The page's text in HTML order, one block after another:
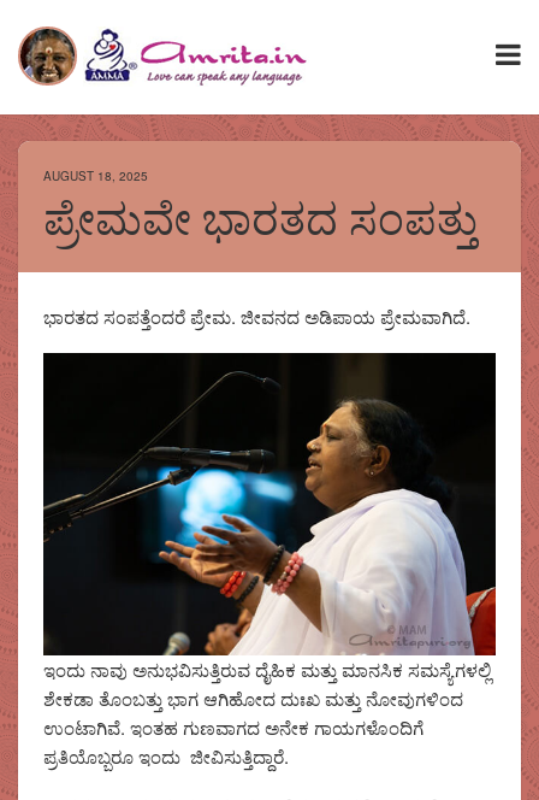
AUGUST 18, 2025
ಪ್ರೇಮವೇ ಭಾರತದ ಸಂಪತ್ತು
ಭಾರತದ ಸಂಪತ್ತೆಂದರೆ ಪ್ರೇಮ. ಜೀವನದ ಅಡಿಪಾಯ ಪ್ರೇಮವಾಗಿದೆ.
ಇಂದು ನಾವು ಅನುಭವಿಸುತ್ತಿರುವ ದೈಹಿಕ ಮತ್ತು ಮಾನಸಿಕ ಸಮಸ್ಯೆಗಳಲ್ಲಿ
ಶೇಕಡಾ ತೊಂಬತ್ತು ಭಾಗ ಆಗಿಹೋದ ದುಃಖ ಮತ್ತು ನೋವುಗಳಿಂದ
ಉಂಟಾಗಿವೆ. ಇಂತಹ ಗುಣವಾಗದ ಅನೇಕ ಗಾಯಗಳೊಂದಿಗೆ
ಪ್ರತಿಯೊಬ್ಬರೂ ಇಂದು ಜೀವಿಸುತ್ತಿದ್ದಾರೆ.